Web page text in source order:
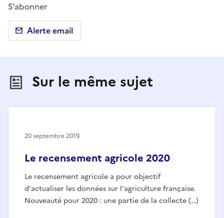
S'abonner
Alerte email
Sur le même sujet
Le recensement agricole 2020
Le recensement agricole a pour objectif
d'actualiser les données sur l'agriculture française.
Nouveauté pour 2020 : une partie de la collecte (…)
20 septembre 2019